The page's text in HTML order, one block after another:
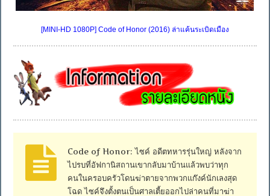
[MINI-HD 1080P] Code of Honor (2016) ล่าแค้นระเบิดเมือง
Code of Honor: ไซค์ อดีตทหารรุ่นใหญ่ หลังจาก
ไปรบที่อัฟกานิสถานเขากลับมาบ้านแล้วพบว่าทุก
คนในครอบครัวโดนฆ่าตายจากพวกแก๊งค์นักเลงสุด
โฉด ไซค์จึงตั้งตนเป็นศาลเตี้ยออกไปล่าคนที่มาฆ่า